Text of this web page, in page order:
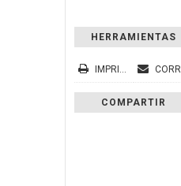
HERRAMIENTAS
IMPRIMIR CORREO ELECTRÓNICO
COMPARTIR